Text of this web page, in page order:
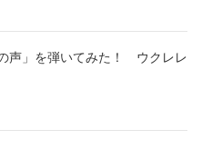
声」を弾いてみた！ ウクレレ